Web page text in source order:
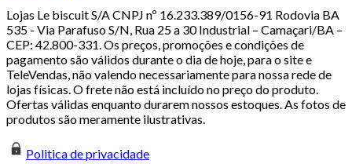
Lojas Le biscuit S/A CNPJ nº 16.233.389/0156-91 Rodovia BA
535 - Via Parafuso S/N, Rua 25 a 30 Industrial – Camaçari/BA –
CEP: 42.800-331. Os preços, promoções e condições de
pagamento são válidos durante o dia de hoje, para o site e
TeleVendas, não valendo necessariamente para nossa rede de
lojas físicas. O frete não está incluído no preço do produto.
Ofertas válidas enquanto durarem nossos estoques. As fotos de
produtos são meramente ilustrativas.
Politica de privacidade